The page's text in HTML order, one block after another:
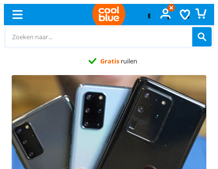
Gratis ruilen